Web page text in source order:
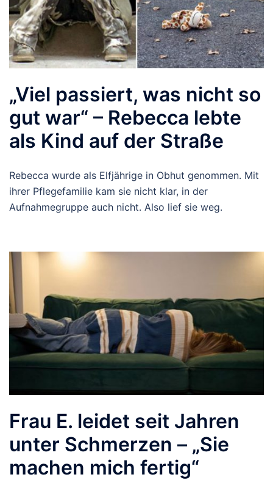
„Viel passiert, was nicht so
gut war“ – Rebecca lebte
als Kind auf der Straße
Rebecca wurde als Elfjährige in Obhut genommen. Mit
ihrer Pflegefamilie kam sie nicht klar, in der
Aufnahmegruppe auch nicht. Also lief sie weg.
Frau E. leidet seit Jahren
unter Schmerzen – „Sie
machen mich fertig“